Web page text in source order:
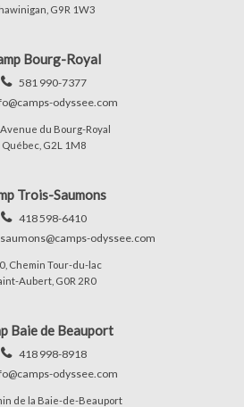
G9R 1W3
Bourg-Royal
581 990-7377
odyssee.com
du Bourg-Royal
Québec, G2L 1M8
Trois-Saumons
418 598-6410
odyssee.com
Chemin Tour-du-lac
Aubert, G0R 2R0
Baie de Beauport
418 998-8918
odyssee.com
de la Baie-de-Beauport